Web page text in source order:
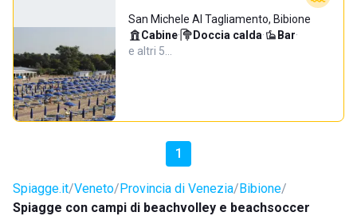
San Michele Al Tagliamento, Bibione
Cabine· Doccia calda· Bar·
e altri 5…
1
Spiagge.it Veneto Provincia di Venezia Bibione
Spiagge con campi di beachvolley e beachsoccer